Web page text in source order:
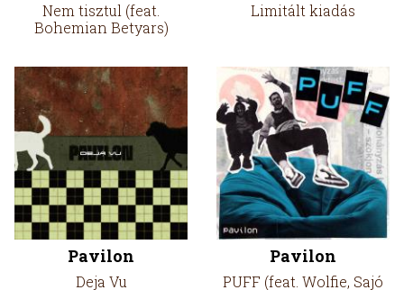
Nem tisztul (feat.
Bohemian Betyars)
Limitált kiadás
Pavilon
Deja Vu
Pavilon
PUFF (feat. Wolfie, Sajó